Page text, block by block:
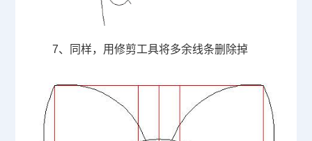
7、同样，用修剪工具将多余线条删除掉